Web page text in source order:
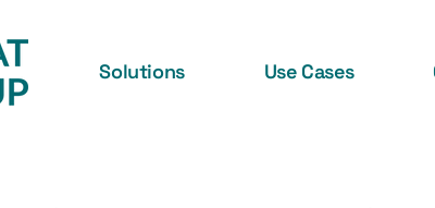
Solutions Use Cases